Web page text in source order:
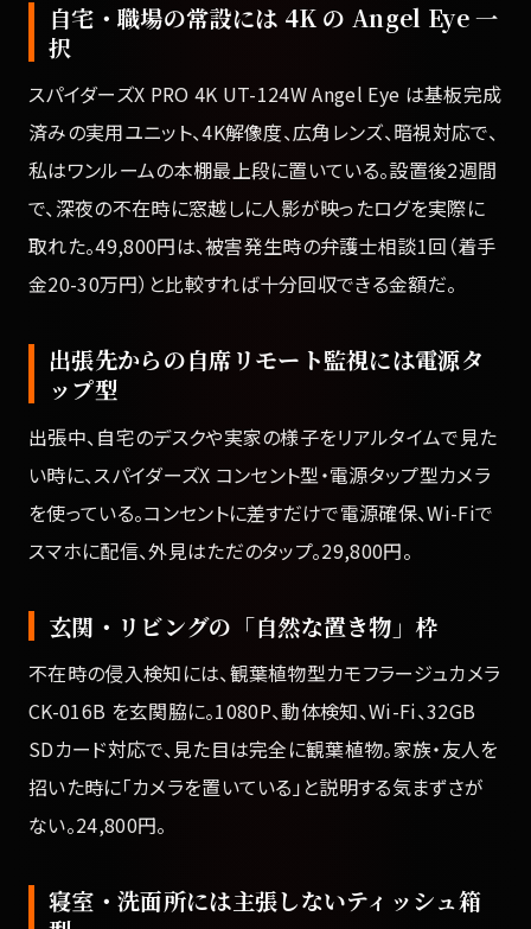
自宅・職場の常設には 4K の Angel Eye 一
択
スパイダーズX PRO 4K UT-124W Angel Eye は基板完成
済みの実用ユニット、4K解像度、広角レンズ、暗視対応で、
私はワンルームの本棚最上段に置いている。設置後2週間
で、深夜の不在時に窓越しに人影が映ったログを実際に
取れた。49,800円は、被害発生時の弁護士相談1回（着手
金20-30万円）と比較すれば十分回収できる金額だ。
出張先からの自席リモート監視には電源タ
ップ型
出張中、自宅のデスクや実家の様子をリアルタイムで見た
い時に、スパイダーズX コンセント型・電源タップ型カメラ
を使っている。コンセントに差すだけで電源確保、Wi-Fiで
スマホに配信、外見はただのタップ。29,800円。
玄関・リビングの「自然な置き物」枠
不在時の侵入検知には、観葉植物型カモフラージュカメラ
CK-016B を玄関脇に。1080P、動体検知、Wi-Fi、32GB
SDカード対応で、見た目は完全に観葉植物。家族・友人を
招いた時に「カメラを置いている」と説明する気まずさが
ない。24,800円。
寝室・洗面所には主張しないティッシュ箱